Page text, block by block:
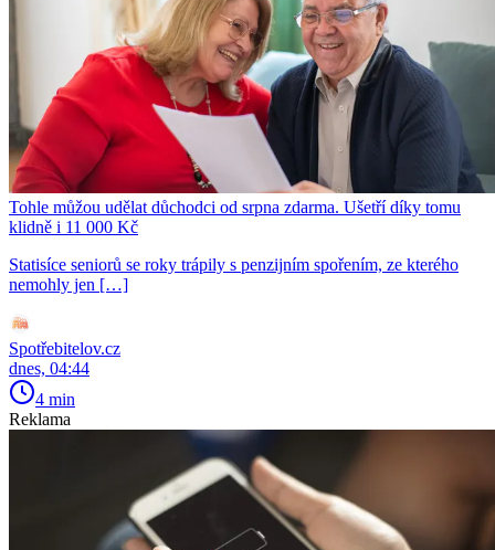
Tohle můžou udělat důchodci od srpna zdarma. Ušetří díky tomu
klidně i 11 000 Kč
Statisíce seniorů se roky trápily s penzijním spořením, ze kterého
nemohly jen […]
Spotřebitelov.cz
dnes, 04:44
4 min
Reklama